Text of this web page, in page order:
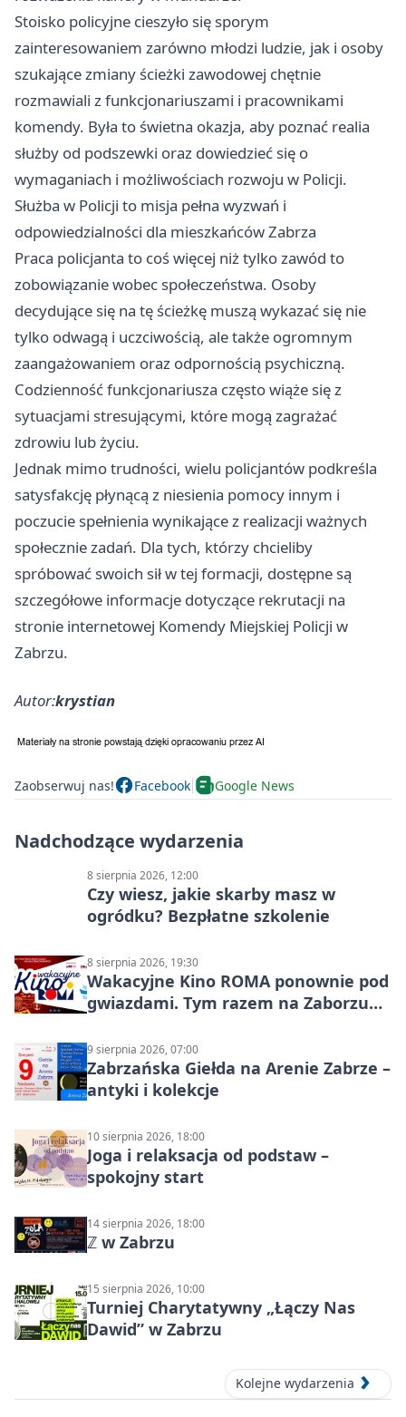
Stoisko policyjne cieszyło się sporym
zainteresowaniem zarówno młodzi ludzie, jak i osoby
szukające zmiany ścieżki zawodowej chętnie
rozmawiali z funkcjonariuszami i pracownikami
komendy. Była to świetna okazja, aby poznać realia
służby od podszewki oraz dowiedzieć się o
wymaganiach i możliwościach rozwoju w Policji.
Służba w Policji to misja pełna wyzwań i
odpowiedzialności dla mieszkańców Zabrza
Praca policjanta to coś więcej niż tylko zawód to
zobowiązanie wobec społeczeństwa. Osoby
decydujące się na tę ścieżkę muszą wykazać się nie
tylko odwagą i uczciwością, ale także ogromnym
zaangażowaniem oraz odpornością psychiczną.
Codzienność funkcjonariusza często wiąże się z
sytuacjami stresującymi, które mogą zagrażać
zdrowiu lub życiu.
Jednak mimo trudności, wielu policjantów podkreśla
satysfakcję płynącą z niesienia pomocy innym i
poczucie spełnienia wynikające z realizacji ważnych
społecznie zadań. Dla tych, którzy chcieliby
spróbować swoich sił w tej formacji, dostępne są
szczegółowe informacje dotyczące rekrutacji na
stronie internetowej Komendy Miejskiej Policji w
Zabrzu.
Autor:krystian
Zaobserwuj nas! Facebook Google News
Nadchodzące wydarzenia
8 sierpnia 2026, 12:00
Czy wiesz, jakie skarby masz w
ogródku? Bezpłatne szkolenie
8 sierpnia 2026, 19:30
Wakacyjne Kino ROMA ponownie pod
gwiazdami. Tym razem na Zaborzu
9 sierpnia 2026, 07:00
Zabrzańska Giełda na Arenie Zabrze –
antyki i kolekcje
10 sierpnia 2026, 18:00
Joga i relaksacja od podstaw –
spokojny start
14 sierpnia 2026, 18:00
ℤ w Zabrzu
15 sierpnia 2026, 10:00
Turniej Charytatywny „Łączy Nas
Dawid” w Zabrzu
Kolejne wydarzenia